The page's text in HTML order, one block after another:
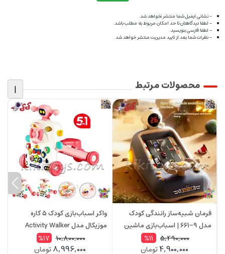
- نشانی ایمیل شما منتشر نخواهد شد.
- لطفا دیدگاهتان تا حد امکان مربوط به مطلب باشد.
- لطفا فارسی بنویسید.
- نظرات شما بعد از تایید مدیریت منتشر خواهد شد
محصولات مرتبط |
فرمان شبیه‌ساز رانندگی کودک
مدل 9-661 | اسباب‌بازی ماشین
موزیکال با چراغ، حرکت جلو و عقب
5,490,000
%11
4,900,000تومان
واکر اسباب‌بازی کودک ۵ کاره
موزیکال مدل Activity Walker
10,800,000
%17
8,996,000تومان